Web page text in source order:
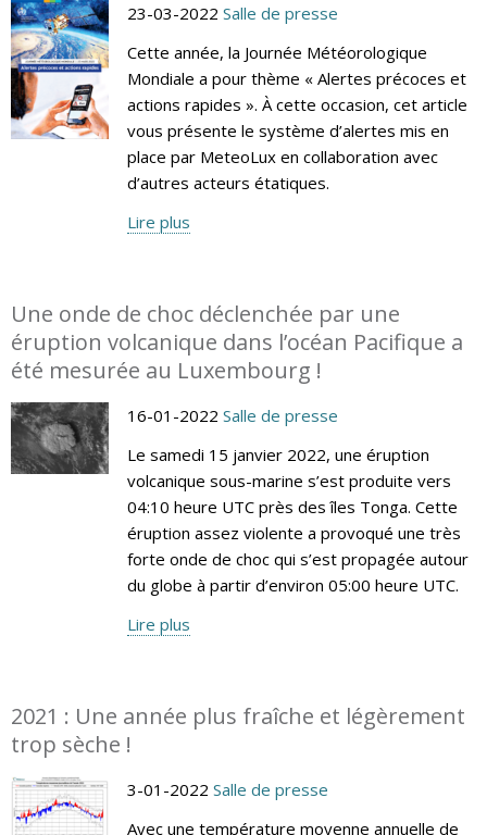
23-03-2022 Salle de presse
Cette année, la Journée Météorologique
Mondiale a pour thème « Alertes précoces et
actions rapides ». À cette occasion, cet article
vous présente le système d’alertes mis en
place par MeteoLux en collaboration avec
d’autres acteurs étatiques.
Lire plus
Une onde de choc déclenchée par une
éruption volcanique dans l’océan Pacifique a
été mesurée au Luxembourg !
16-01-2022 Salle de presse
Le samedi 15 janvier 2022, une éruption
volcanique sous-marine s’est produite vers
04:10 heure UTC près des îles Tonga. Cette
éruption assez violente a provoqué une très
forte onde de choc qui s’est propagée autour
du globe à partir d’environ 05:00 heure UTC.
Lire plus
2021 : Une année plus fraîche et légèrement
trop sèche !
3-01-2022 Salle de presse
Avec une température moyenne annuelle de